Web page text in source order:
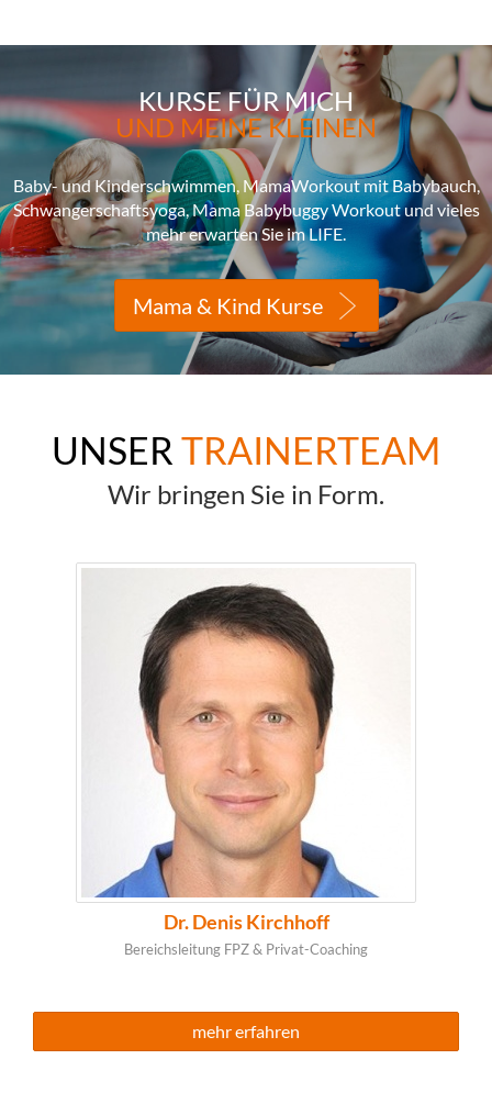
KURSE FÜR MICH
UND MEINE KLEINEN
Baby- und Kinderschwimmen, MamaWorkout mit Babybauch,
Schwangerschaftsyoga, Mama Babybuggy Workout und vieles
mehr erwarten Sie im LIFE.
Mama & Kind Kurse
UNSERTRAINERTEAM
Wir bringen Sie in Form.
Dr. Denis Kirchhoff
Bereichsleitung FPZ & Privat-Coaching
mehr erfahren